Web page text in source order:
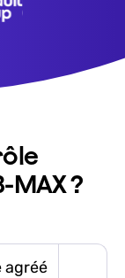
MAX ?
agréé